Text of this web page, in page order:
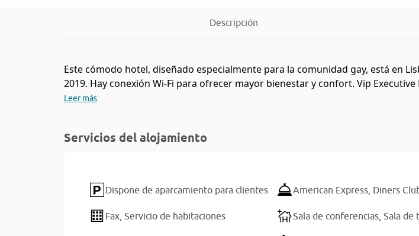
Descripción
Este cómodo hotel, diseñado especialmente para la comunidad gay, está en
2019. Hay conexión Wi-Fi para ofrecer mayor bienestar y confort. Vip
Leer más
Servicios del alojamiento
Dispone de aparcamiento para clientes
Fax, Servicio de habitaciones
American Express, Diners
Sala de conferencias, Sala de